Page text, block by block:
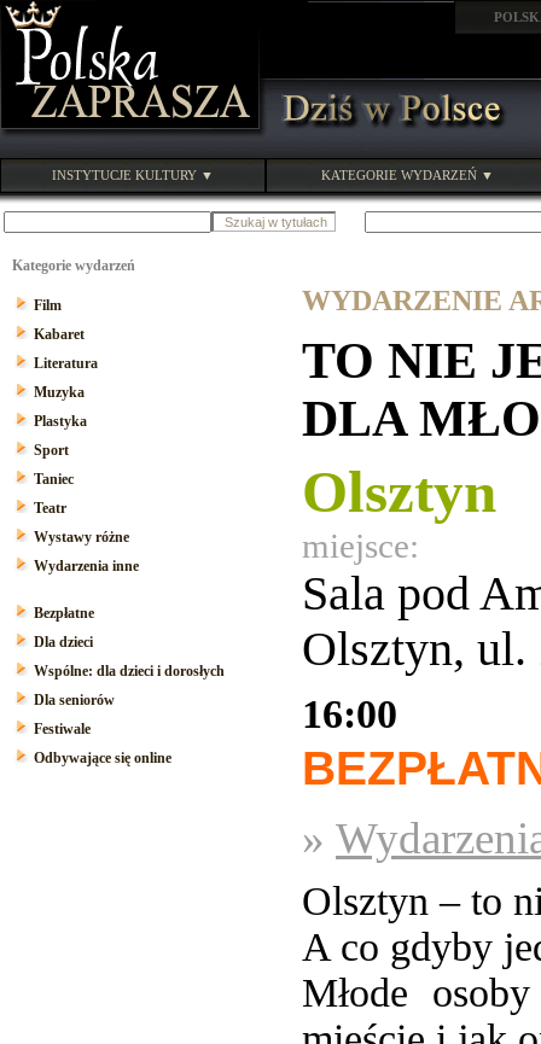
INSTYTUCJE KULTURY ▼ KATEGORIE WYDARZEŃ ▼
Kategorie wydarzeń
Film
Kabaret
Literatura
Muzyka
Plastyka
Sport
Taniec
Teatr
Wystawy różne
Wydarzenia inne
Bezpłatne
Dla dzieci
Wspólne: dla dzieci i dorosłych
Dla seniorów
Festiwale
Odbywające się online
WYDARZENIE
TO NIE
DLA
Olsztyn
miejsce:
Sala pod
Olsztyn, ul.
16:00
»
Olsztyn – to
A co gdyby
Młode